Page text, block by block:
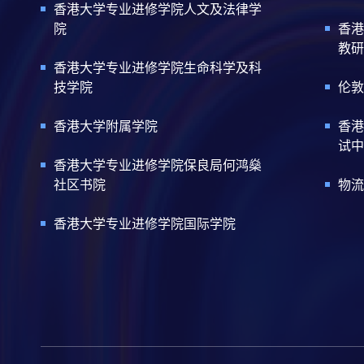
香港大学专业进修学院人文及法律学
院
香港大学专业进修学院生命科学及科
技学院
香港大学附属学院
香港大学专业进修学院保良局何鸿燊
社区书院
香港大学专业进修学院国际学院
香
教
伦
香
试
物